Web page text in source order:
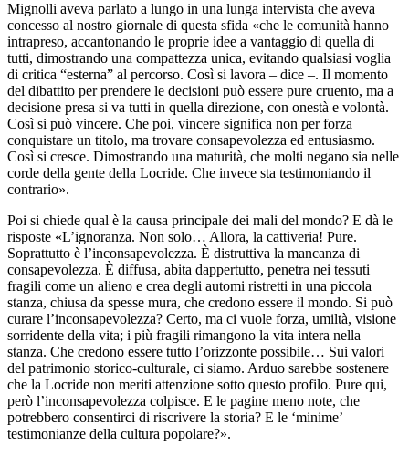
Mignolli aveva parlato a lungo in una lunga intervista che aveva
concesso al nostro giornale di questa sfida «che le comunità hanno
intrapreso, accantonando le proprie idee a vantaggio di quella di
tutti, dimostrando una compattezza unica, evitando qualsiasi voglia
di critica “esterna” al percorso. Così si lavora – dice –. Il momento
del dibattito per prendere le decisioni può essere pure cruento, ma a
decisione presa si va tutti in quella direzione, con onestà e volontà.
Così si può vincere. Che poi, vincere significa non per forza
conquistare un titolo, ma trovare consapevolezza ed entusiasmo.
Così si cresce. Dimostrando una maturità, che molti negano sia nelle
corde della gente della Locride. Che invece sta testimoniando il
contrario».
Poi si chiede qual è la causa principale dei mali del mondo? E dà le
risposte «L’ignoranza. Non solo… Allora, la cattiveria! Pure.
Soprattutto è l’inconsapevolezza. È distruttiva la mancanza di
consapevolezza. È diffusa, abita dappertutto, penetra nei tessuti
fragili come un alieno e crea degli automi ristretti in una piccola
stanza, chiusa da spesse mura, che credono essere il mondo. Si può
curare l’inconsapevolezza? Certo, ma ci vuole forza, umiltà, visione
sorridente della vita; i più fragili rimangono la vita intera nella
stanza. Che credono essere tutto l’orizzonte possibile… Sui valori
del patrimonio storico-culturale, ci siamo. Arduo sarebbe sostenere
che la Locride non meriti attenzione sotto questo profilo. Pure qui,
però l’inconsapevolezza colpisce. E le pagine meno note, che
potrebbero consentirci di riscrivere la storia? E le ‘minime’
testimonianze della cultura popolare?».